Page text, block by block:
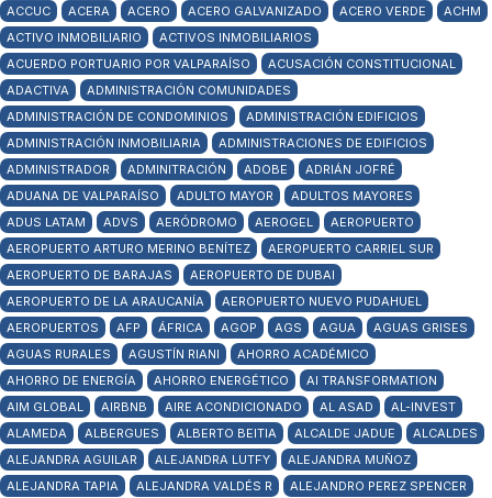
ACCUC
ACERA ACERO ACERO GALVANIZADO ACERO VERDE
ACHM
ACTIVO INMOBILIARIO
ACTIVOS INMOBILIARIOS
ACUERDO PORTUARIO POR VALPARAÍSO
ACUSACIÓN CONSTITUCIONAL
ADACTIVA
ADMINISTRACIÓN COMUNIDADES
ADMINISTRACIÓN DE CONDOMINIOS
ADMINISTRACIÓN EDIFICIOS
ADMINISTRACIÓN INMOBILIARIA
ADMINISTRACIONES DE EDIFICIOS
ADMINISTRADOR
ADMINITRACIÓN ADOBE
ADRIÁN JOFRÉ
ADUANA DE VALPARAÍSO
ADULTO MAYOR
ADULTOS MAYORES
ADUS LATAM
ADVS AERÓDROMO AEROGEL
AEROPUERTO
AEROPUERTO ARTURO MERINO BENÍTEZ
AEROPUERTO CARRIEL SUR
AEROPUERTO DE BARAJAS
AEROPUERTO DE DUBAI
AEROPUERTO DE LA ARAUCANÍA
AEROPUERTO NUEVO PUDAHUEL
AEROPUERTOS
AFP ÁFRICA AGOP AGS AGUA
AGUAS GRISES
AGUAS RURALES
AGUSTÍN RIANI
AHORRO ACADÉMICO
AHORRO DE ENERGÍA
AHORRO ENERGÉTICO
AI TRANSFORMATION
AIM GLOBAL
AIRBNB AIRE ACONDICIONADO AL ASAD
AL-INVEST
ALAMEDA
ALBERGUES ALBERTO BEITIA ALCALDE JADUE
ALCALDES
ALEJANDRA AGUILAR
ALEJANDRA LUTFY
ALEJANDRA MUÑOZ
ALEJANDRA TAPIA
ALEJANDRA VALDÉS R
ALEJANDRO PEREZ SPENCER